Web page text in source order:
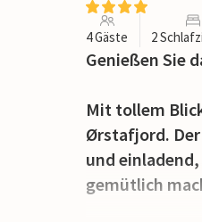
4 Gäste 2
Genießen Sie
Mit tollem
Ørstafjord. Der
und
gemütlich